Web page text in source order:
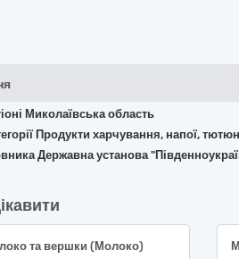
Миколаївська область
Продукти харчування, напої,
Державна установа
та вершки (Молоко)